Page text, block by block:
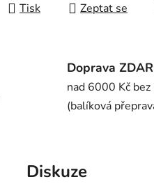
Tisk Zeptat se
Doprava
nad 6000 Kč bez
(balíková
Diskuze